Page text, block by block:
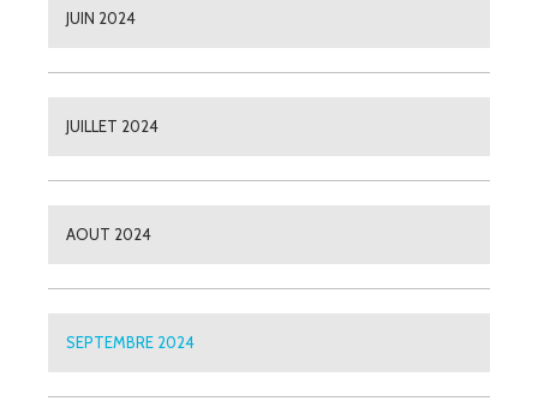
JUIN 2024
JUILLET 2024
AOUT 2024
SEPTEMBRE 2024